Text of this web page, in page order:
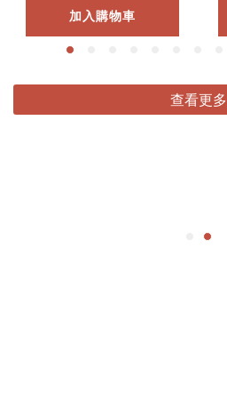
加入購物車
查看更多